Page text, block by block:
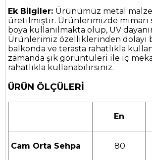
Ek Bilgiler: Ürünümüz metal
üretilmiştir. Ürünlerimizde mimari
boya kullanılmakta olup, UV
Ürünlerimiz özelliklerinden dolayı
balkonda ve terasta rahatlıkla
zamanda şık görüntüleri ile iç
rahatlıkla kullanabilirsiniz.
ÜRÜN ÖLÇÜLERİ
En
Cam Orta Sehpa 80